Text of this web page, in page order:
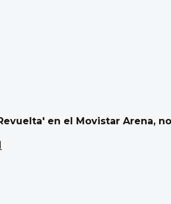
en el Movistar Arena,